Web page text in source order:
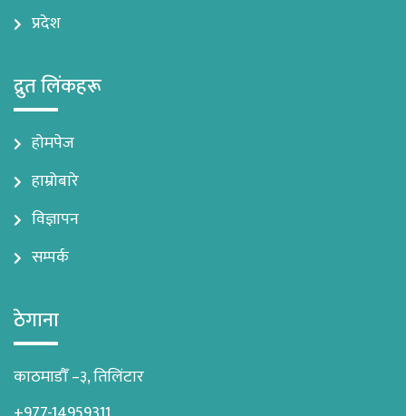
प्रदेश
द्रुत लिंकहरू
होमपेज
हाम्रोबारे
विज्ञापन
सम्पर्क
ठेगाना
काठमाडौँ –३, तिलिंटार